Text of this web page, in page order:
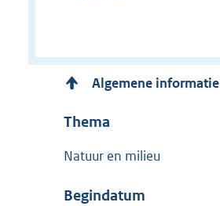
Algemene informatie
Thema
Natuur en milieu
Begindatum